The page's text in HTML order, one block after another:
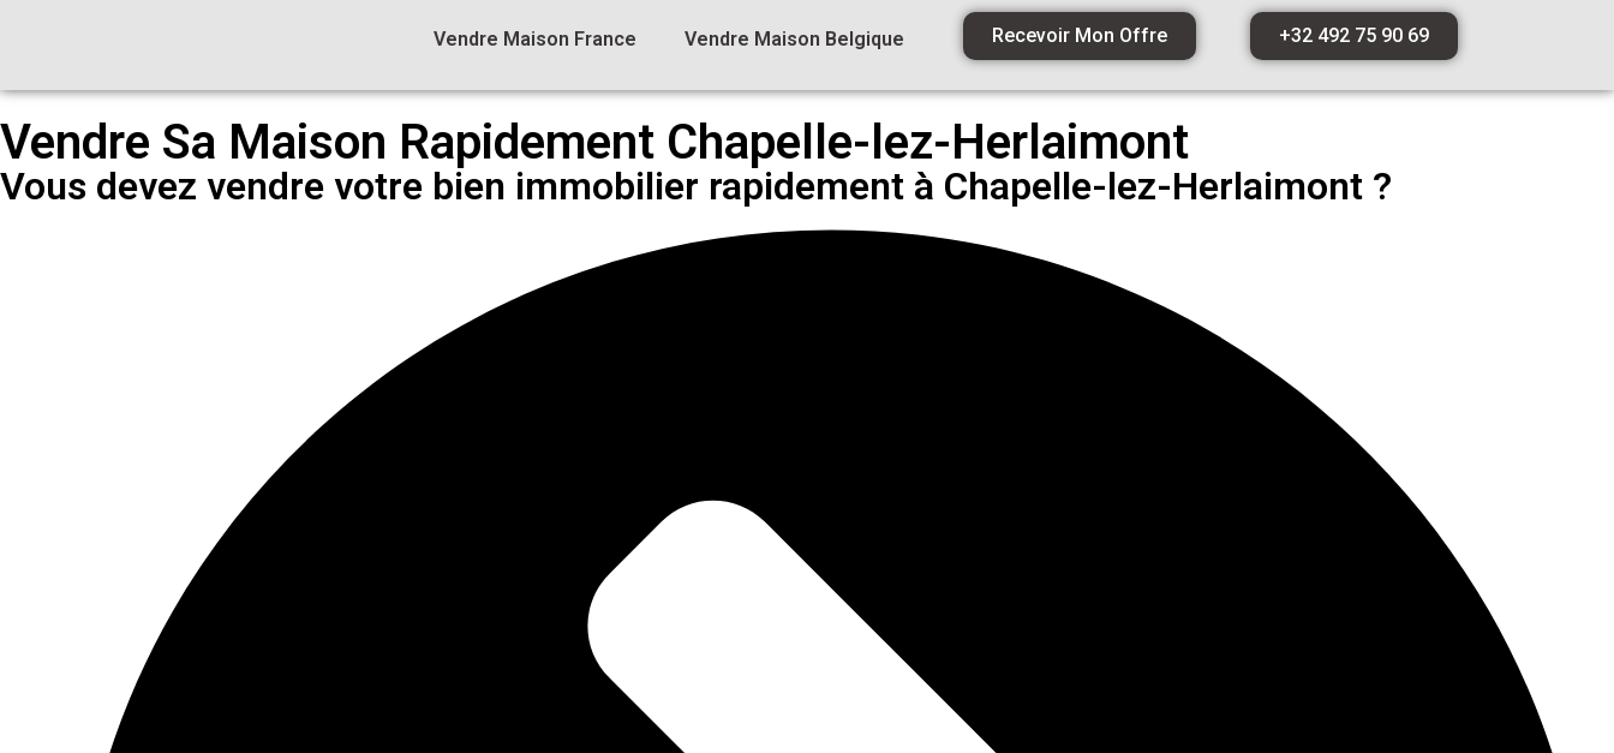
Vendre Maison France Vendre Maison Belgique Recevoir Mon Offre +32 492 75 90 69
Vendre Sa Maison Rapidement Chapelle-lez-Herlaimont
Vous devez vendre votre bien immobilier rapidement à Chapelle-lez-Herlaimont ?